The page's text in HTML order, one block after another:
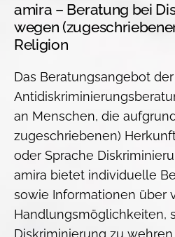
amira – Beratung bei
wegen
Religion
Das Beratungsangebot der
an Menschen, die
zugeschriebenen)
oder Sprache
amira bietet individuelle
sowie Informationen über
Handlungsmöglichkeiten,